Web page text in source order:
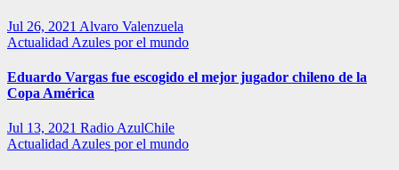
Jul 26, 2021 Alvaro Valenzuela
Actualidad Azules por el mundo
Eduardo Vargas fue escogido el mejor jugador chileno de la
Copa América
Jul 13, 2021 Radio AzulChile
Actualidad Azules por el mundo